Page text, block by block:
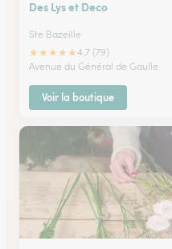
Des Lys et Deco
Ste Bazeille
★★★★★4.7 (79)
Avenue du Général de Gaulle
Voir la boutique